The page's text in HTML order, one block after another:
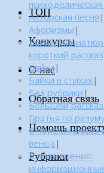
ТОП
Конкурсы
О нас
Обратная связь
Помощь
Рубрики
Авторская песня |
Афоризмы |
Байка
короткий
Байки|
Байки в стихах |
Без рубрики |
Большой рассказ.
Братья по
В поисках
венца |
В поле зрения: